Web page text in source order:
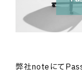
弊社noteにて